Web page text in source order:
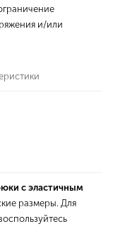
и/или
с эластичным
размеры. Для